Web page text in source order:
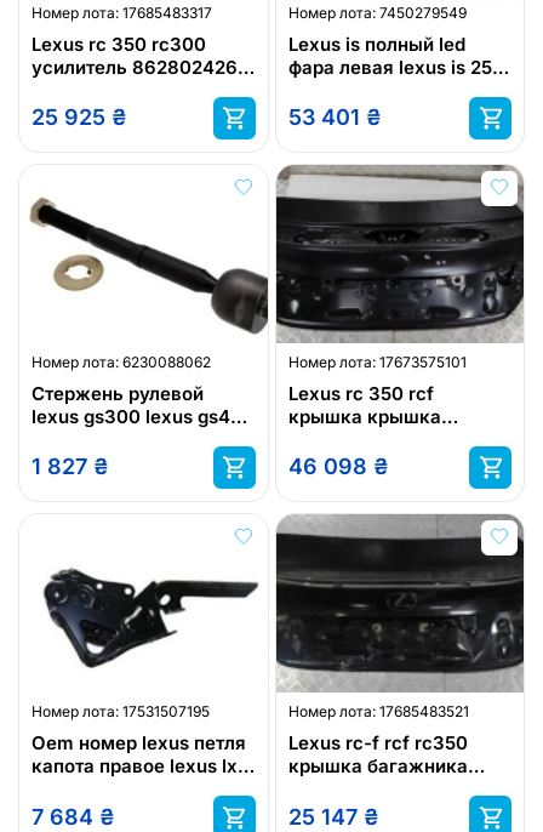
Номер лота: 17685483317
Lexus rc 350 rc300
усилитель 8628024260
25 925 ₴
Номер лота: 7450279549
Lexus is полный led
фара левая lexus is 250
53 401 ₴
Номер лота: 6230088062
Стержень рулевой
lexus gs300 lexus gs400
1 827 ₴
Номер лота: 17673575101
Lexus rc 350 rcf
крышка крышка
46 098 ₴
Номер лота: 17531507195
Oem номер lexus петля
капота правое lexus lx
7 684 ₴
Номер лота: 17685483521
Lexus rc-f rcf rc350
крышка багажника
25 147 ₴